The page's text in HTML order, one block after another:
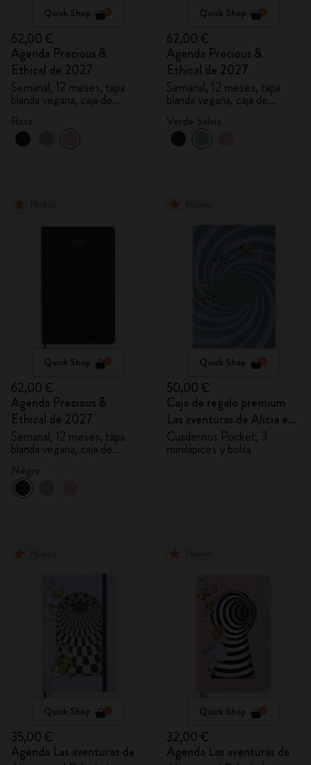
Quick Shop
62,00 €
Agenda Precious &
Ethical de 2027
Semanal, 12 meses, tapa
blanda vegana, caja de
Quick Shop
62,00 €
Agenda Precious &
Ethical de 2027
Semanal, 12 meses, tapa
blanda vegana, caja de
Quick Shop
62,00 €
Agenda Precious &
Ethical de 2027
Semanal, 12 meses, tapa
blanda vegana, caja de
Quick Shop
50,00 €
Caja de regalo premium
Las aventuras de Alicia en
el País de las Maravillas
Cuadernos Pocket, 3
minilápices y bolsa
Quick Shop
35,00 €
Agenda Las aventuras de
Quick Shop
32,00 €
Agenda Las aventuras de